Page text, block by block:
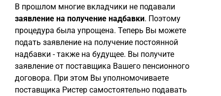
В прошлом многие вкладчики не подавали
заявление на получение надбавки. Поэтому
процедура была упрощена. Теперь Вы можете
подать заявление на получение постоянной
надбавки - также на будущее. Вы получите
заявление от поставщика Вашего пенсионного
договора. При этом Вы уполномочиваете
поставщика Ристер самостоятельно подавать